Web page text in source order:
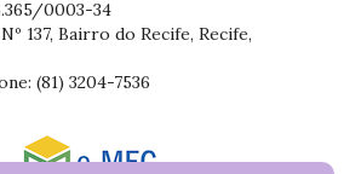
0003-34
137, Bairro do Recife, Recife,
(81) 3204-7536